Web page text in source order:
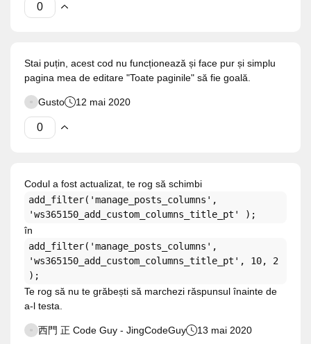
Stai puțin, acest cod nu funcționează și face pur și simplu
pagina mea de editare "Toate paginile" să fie goală.
Gusto 12 mai 2020
Codul a fost actualizat, te rog să schimbi
add_filter('manage_posts_columns',
'ws365150_add_custom_columns_title_pt' );
în
add_filter('manage_posts_columns',
'ws365150_add_custom_columns_title_pt', 10, 2
);
Te rog să nu te grăbești să marchezi răspunsul înainte de
a-l testa.
西門 正 Code Guy - JingCodeGuy 13 mai 2020